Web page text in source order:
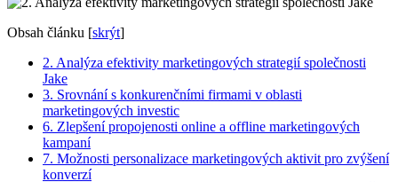
Obsah článku [skrýt]
2.​ Analýza efektivity marketingových strategií společnosti
Jake
3. Srovnání s konkurenčními firmami ⁤v⁤ oblasti⁢
marketingových investic
6. Zlepšení propojenosti online a ‍offline marketingových
kampaní
7. Možnosti personalizace marketingových‍ aktivit pro zvýšení
konverzí